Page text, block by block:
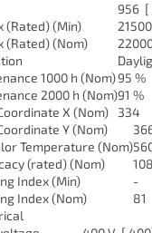
956 [
(Rated) (Min)
(Rated) (Nom)
1000 h (Nom)95 %
2000 h (Nom)91 %
X (Nom)
334
Y (Nom)
Temperature (Nom)
(rated) (Nom)
Index (Min)
-
Index (Nom)
81